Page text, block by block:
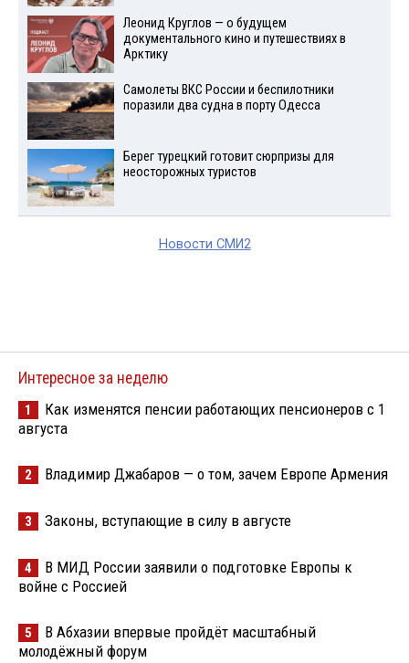
Леонид Круглов — о будущем
документального кино и путешествиях в
Арктику
Самолеты ВКС России и беспилотники
поразили два судна в порту Одесса
Берег турецкий готовит сюрпризы для
неосторожных туристов
Новости СМИ2
Интересное за неделю
1
Как изменятся пенсии работающих пенсионеров с 1
августа
2 Владимир Джабаров — о том, зачем Европе Армения
3 Законы, вступающие в силу в августе
4
В МИД России заявили о подготовке Европы к
войне с Россией
5
В Абхазии впервые пройдёт масштабный
молодёжный форум